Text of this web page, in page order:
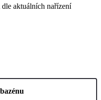
aktuálních nařízení